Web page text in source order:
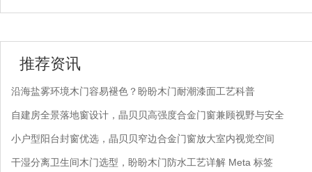
推荐资讯
沿海盐雾环境木门容易褪色？盼盼木门耐潮漆面工艺科普
自建房全景落地窗设计，晶贝贝高强度合金门窗兼顾视野与安全
小户型阳台封窗优选，晶贝贝窄边合金门窗放大室内视觉空间
干湿分离卫生间木门选型，盼盼木门防水工艺详解 Meta 标签